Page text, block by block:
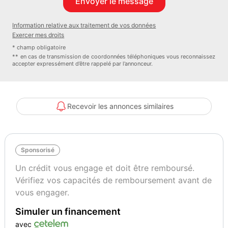
- emission co2 : 25
- puissance fiscale : 8
- puissance reelle : 180
- bluetooth : oui
- interieur : semi-cuir
- interieur couleur : gris
- prise audio usb : oui
- regulateur de vitesse : oui
- retroviseurs electriques : oui
- retroviseurs rabattables : oui
- vitres surteintees : oui
- systeme de navigation : oui
- climatisation multi zone : oui
- climatisation : automatique
Information relative aux traitement de vos données
Exercer mes droits
* champ obligatoire
** en cas de transmission de coordonnées téléphoniques vous reconnaissez
accepter expressément d’être rappelé par l’annonceur.
Recevoir les annonces similaires
Sponsorisé
Un crédit vous engage et doit être remboursé.
Vérifiez vos capacités de remboursement avant de
vous engager.
Simuler un financement
avec